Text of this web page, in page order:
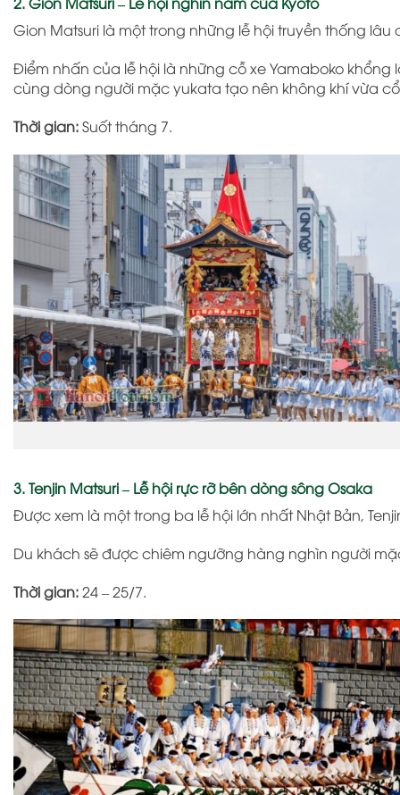
Gion Matsuri là một trong những lễ hội truyền thống
Điểm nhấn của lễ hội là những cỗ xe Yamaboko
cùng dòng người mặc yukata tạo nên không khí vừa
Thời gian:Suốt tháng 7.
3. Tenjin Matsuri – Lễ hội rực rỡ bên dòng sông Osaka
Được xem là một trong ba lễ hội lớn nhất Nhật Bản,
Du khách sẽ được chiêm ngưỡng hàng nghìn người
Thời gian:24 – 25/7.